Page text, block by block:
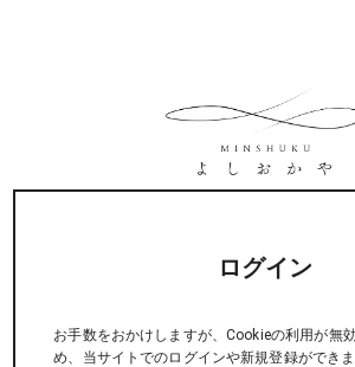
ログイン
お手数をおかけしますが、Cookieの利用が無
め、当サイトでのログインや新規登録ができま